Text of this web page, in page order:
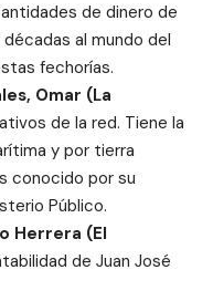
de dinero de
al mundo del
fechorías.
Omar (La
de la red. Tiene la
y por tierra
conocido por su
Público.
Herrera (El
de Juan José